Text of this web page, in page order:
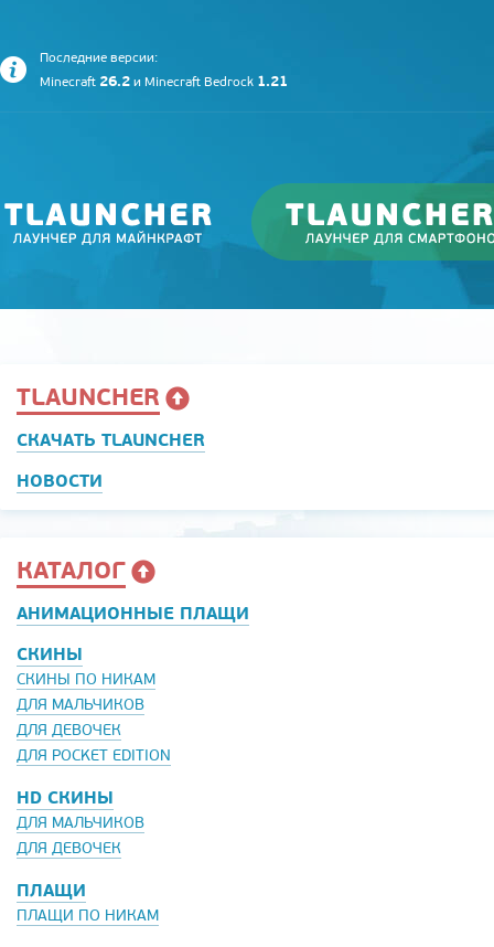
Последние версии:
Minecraft 26.2 и Minecraft Bedrock 1.21
TLAUNCHER
СКАЧАТЬ TLAUNCHER
НОВОСТИ
КАТАЛОГ
АНИМАЦИОННЫЕ ПЛАЩИ
СКИНЫ
СКИНЫ ПО НИКАМ
ДЛЯ МАЛЬЧИКОВ
ДЛЯ ДЕВОЧЕК
ДЛЯ POCKET EDITION
HD СКИНЫ
ДЛЯ МАЛЬЧИКОВ
ДЛЯ ДЕВОЧЕК
ПЛАЩИ
ПЛАЩИ ПО НИКАМ